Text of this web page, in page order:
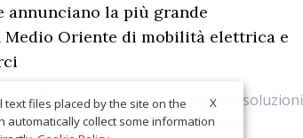
annunciano la più grande
Medio Oriente di mobilità elettrica e
Einride e il fornitore globale di soluzioni
DP World annunciano l’ambizione
X
text files placed by the site on the
automatically collect some information